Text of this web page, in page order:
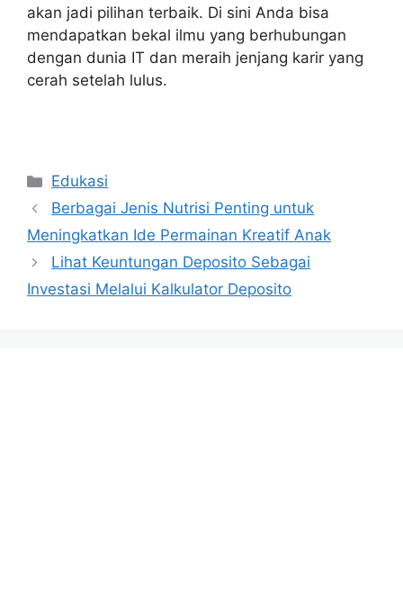
akan jadi pilihan terbaik. Di sini Anda bisa
mendapatkan bekal ilmu yang berhubungan
dengan dunia IT dan meraih jenjang karir yang
cerah setelah lulus.
Categories
Edukasi
Berbagai Jenis Nutrisi Penting untuk
Meningkatkan Ide Permainan Kreatif Anak
Lihat Keuntungan Deposito Sebagai
Investasi Melalui Kalkulator Deposito